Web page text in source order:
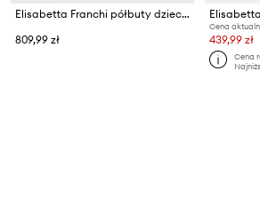
Elisabetta Franchi półbuty dziecięce
809,99 zł
Cena
439,99 zł
Cena